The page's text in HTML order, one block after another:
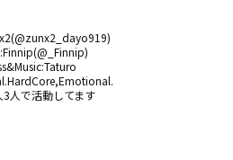
3人で活動してます